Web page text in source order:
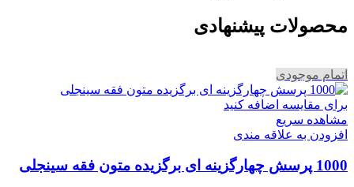
محصولات پیشنهادی
اتمام موجودی
برای مقایسه اضافه کنید
مشاهده سریع
افزودن به علاقه مندی
1000 پرسش چهارگزینه ای برگزیده متون فقه سینجلی